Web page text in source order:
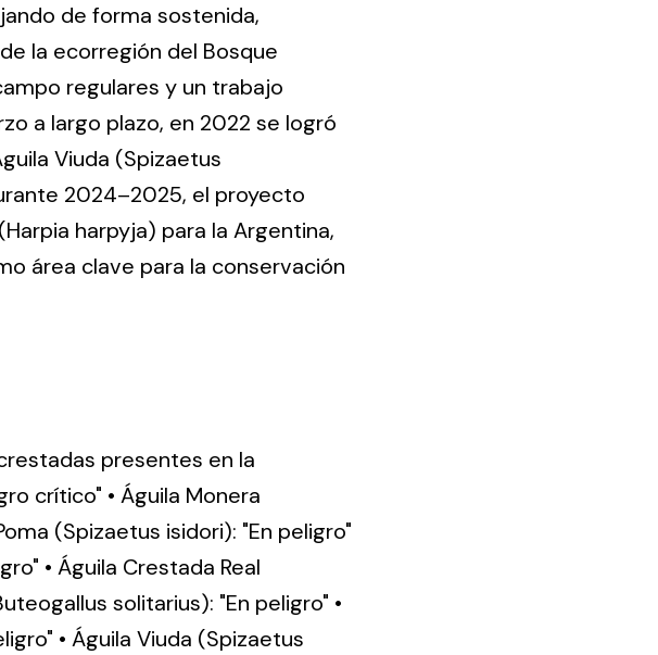
de forma sostenida,
la ecorregión del Bosque
regulares y un trabajo
a largo plazo, en 2022 se logró
Viuda (Spizaetus
2024–2025, el proyecto
harpyja) para la Argentina,
área clave para la conservación
presentes en la
crítico" • Águila Monera
(Spizaetus isidori): "En peligro"
• Águila Crestada Real
solitarius): "En peligro" •
• Águila Viuda (Spizaetus